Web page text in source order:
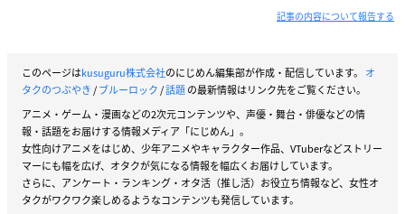
記事の内容について報告する
このページはkusuguru株式会社のにじめん編集部が作成・配信しています。 オ
タクのつぶやき/ブルーロック/話題の最新情報はリンク先をご覧ください。
アニメ・ゲーム・漫画などの2次元コンテンツや、声優・舞台・俳優などの情
報・話題をお届けする情報メディア「にじめん」。
女性向けアニメをはじめ、少年アニメやキャラクター作品、VTuberなどストリー
マーにも幅を広げ、オタクが気になる情報を幅広くお届けしています。
さらに、アンケート・ランキング・オタ活（推し活）お役立ち情報など、女性オ
タクがワクワク楽しめるようなコンテンツも発信しています。